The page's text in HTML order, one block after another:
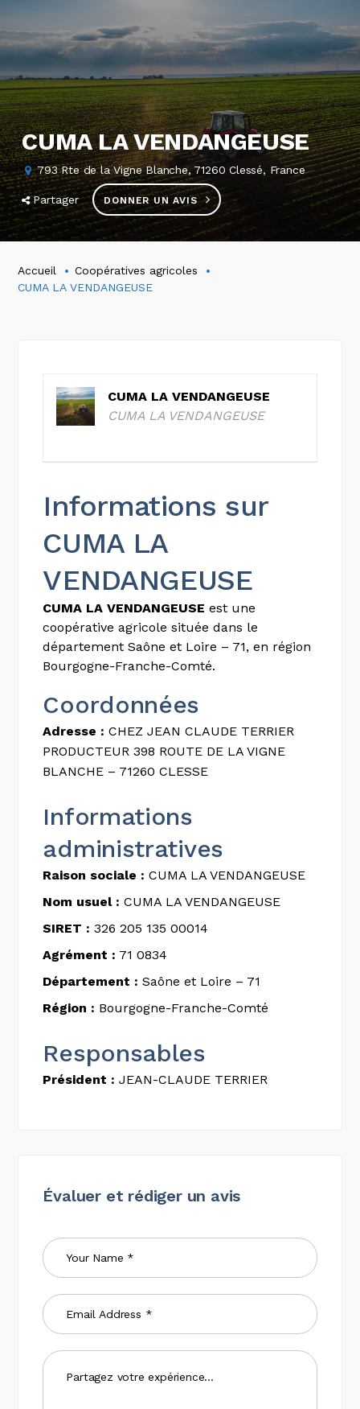
CUMA LA VENDANGEUSE
793 Rte de la Vigne Blanche, 71260 Clessé, France
Partager DONNER UN AVIS
Accueil
Coopératives agricoles
CUMA LA VENDANGEUSE
CUMA LA VENDANGEUSE
CUMA LA VENDANGEUSE
Informations sur
CUMA LA
VENDANGEUSE
CUMA LA VENDANGEUSE est une
coopérative agricole située dans le
département Saône et Loire – 71, en région
Bourgogne-Franche-Comté.
Coordonnées
Adresse : CHEZ JEAN CLAUDE TERRIER
PRODUCTEUR 398 ROUTE DE LA VIGNE
BLANCHE – 71260 CLESSE
Informations
administratives
Raison sociale : CUMA LA VENDANGEUSE
Nom usuel : CUMA LA VENDANGEUSE
SIRET : 326 205 135 00014
Agrément : 71 0834
Département : Saône et Loire – 71
Région : Bourgogne-Franche-Comté
Responsables
Président : JEAN-CLAUDE TERRIER
Évaluer et rédiger un avis